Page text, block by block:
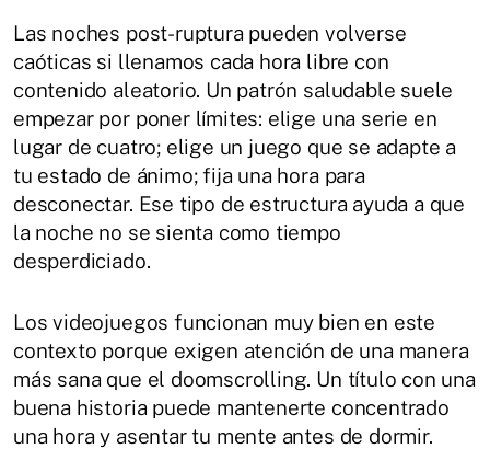
Las noches post-ruptura pueden volverse
caóticas si llenamos cada hora libre con
contenido aleatorio. Un patrón saludable suele
empezar por poner límites: elige una serie en
lugar de cuatro; elige un juego que se adapte a
tu estado de ánimo; fija una hora para
desconectar. Ese tipo de estructura ayuda a que
la noche no se sienta como tiempo
desperdiciado.
Los videojuegos funcionan muy bien en este
contexto porque exigen atención de una manera
más sana que el doomscrolling. Un título con una
buena historia puede mantenerte concentrado
una hora y asentar tu mente antes de dormir.